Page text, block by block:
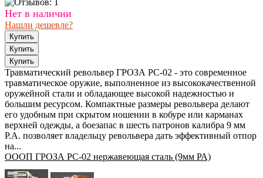
Нет в наличии
Нашли дешевле?
Травматический револьвер ГРОЗА РС-02 - это современное
травматическое оружие, выполненное из высококачественной
оружейной стали и обладающее высокой надежностью и
большим ресурсом. Компактные размеры револьвера делают
его удобным при скрытом ношении в кобуре или карманах
верхней одежды, а боезапас в шесть патронов калибра 9 мм
P.A. позволяет владельцу револьвера дать эффективный отпор
на...
ОООП ГРОЗА РС-02 нержавеющая сталь (9мм РА)